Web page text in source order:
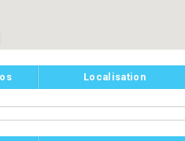
Localisation